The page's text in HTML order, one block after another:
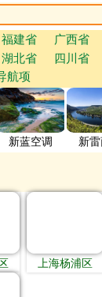
福建省 广西省
湖北省 四川省
航项
新蓝空调 新
上海杨浦区